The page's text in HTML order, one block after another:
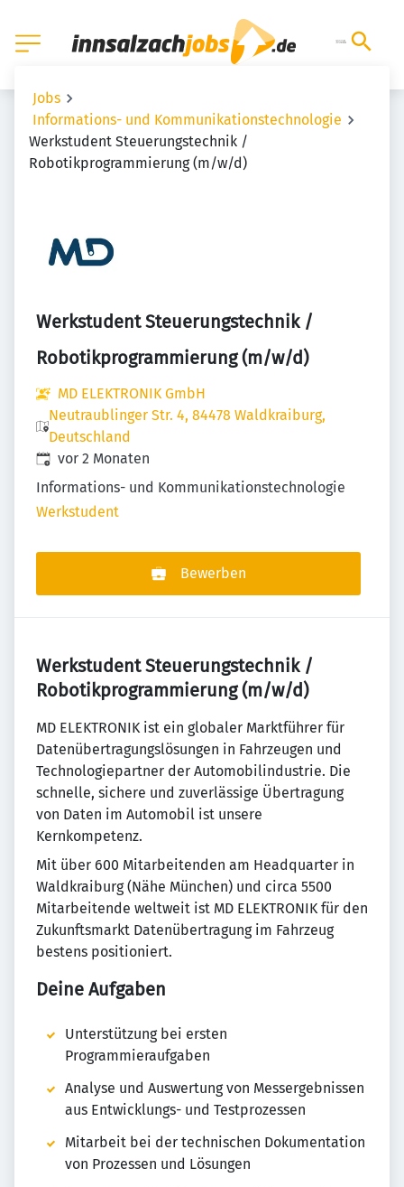
Jobs
Informations- und Kommunikationstechnologie
Werkstudent Steuerungstechnik /
Robotikprogrammierung (m/w/d)
Werkstudent Steuerungstechnik /
Robotikprogrammierung (m/w/d)
MD ELEKTRONIK GmbH
Neutraublinger Str. 4, 84478 Waldkraiburg,
Deutschland
Veröffentlicht:
vor 2 Monaten
Informations- und Kommunikationstechnologie
Werkstudent
Bewerben
Werkstudent Steuerungstechnik /
Robotikprogrammierung (m/w/d)
MD ELEKTRONIK ist ein globaler Marktführer für
Datenübertragungslösungen in Fahrzeugen und
Technologiepartner der Automobilindustrie. Die
schnelle, sichere und zuverlässige Übertragung
von Daten im Automobil ist unsere
Kernkompetenz.
Mit über 600 Mitarbeitenden am Headquarter in
Waldkraiburg (Nähe München) und circa 5500
Mitarbeitende weltweit ist MD ELEKTRONIK für den
Zukunftsmarkt Datenübertragung im Fahrzeug
bestens positioniert.
Deine Aufgaben
Unterstützung bei ersten
Programmieraufgaben
Analyse und Auswertung von Messergebnissen
aus Entwicklungs- und Testprozessen
Mitarbeit bei der technischen Dokumentation
von Prozessen und Lösungen